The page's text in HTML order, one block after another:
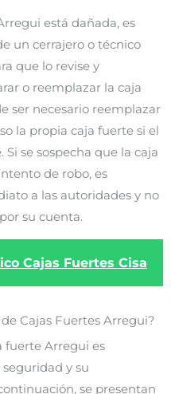
está dañada, es
un cerrajero o técnico
que lo revise y
o reemplazar la caja
ser necesario reemplazar
la propia caja fuerte si el
se sospecha que la caja
de robo, es
a las autoridades y no
su cuenta.
Cajas Fuertes Cisa
Cajas Fuertes Arregui?
fuerte Arregui es
y su
se presentan